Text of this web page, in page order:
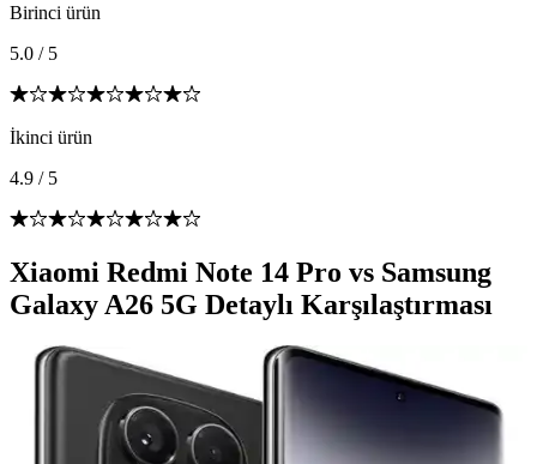
Birinci ürün
5.0 / 5
İkinci ürün
4.9 / 5
Xiaomi Redmi Note 14 Pro vs Samsung
Galaxy A26 5G Detaylı Karşılaştırması